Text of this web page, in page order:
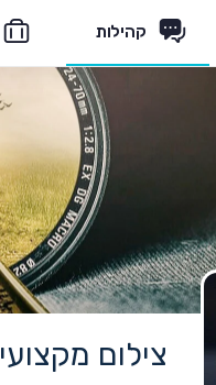
קהילות
הצוות שלנו
צילום מקצועי